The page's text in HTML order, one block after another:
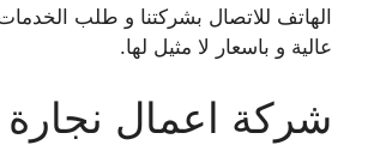
الهاتف للاتصال بشركتنا و طلب
عالية و باسعار لا مثيل لها.
شركة اعمال نجارة